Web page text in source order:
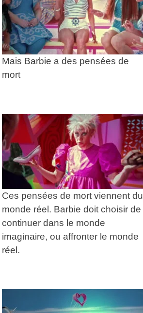
Mais Barbie a des pensées de
mort
Ces pensées de mort viennent du
monde réel. Barbie doit choisir de
continuer dans le monde
imaginaire, ou affronter le monde
réel.